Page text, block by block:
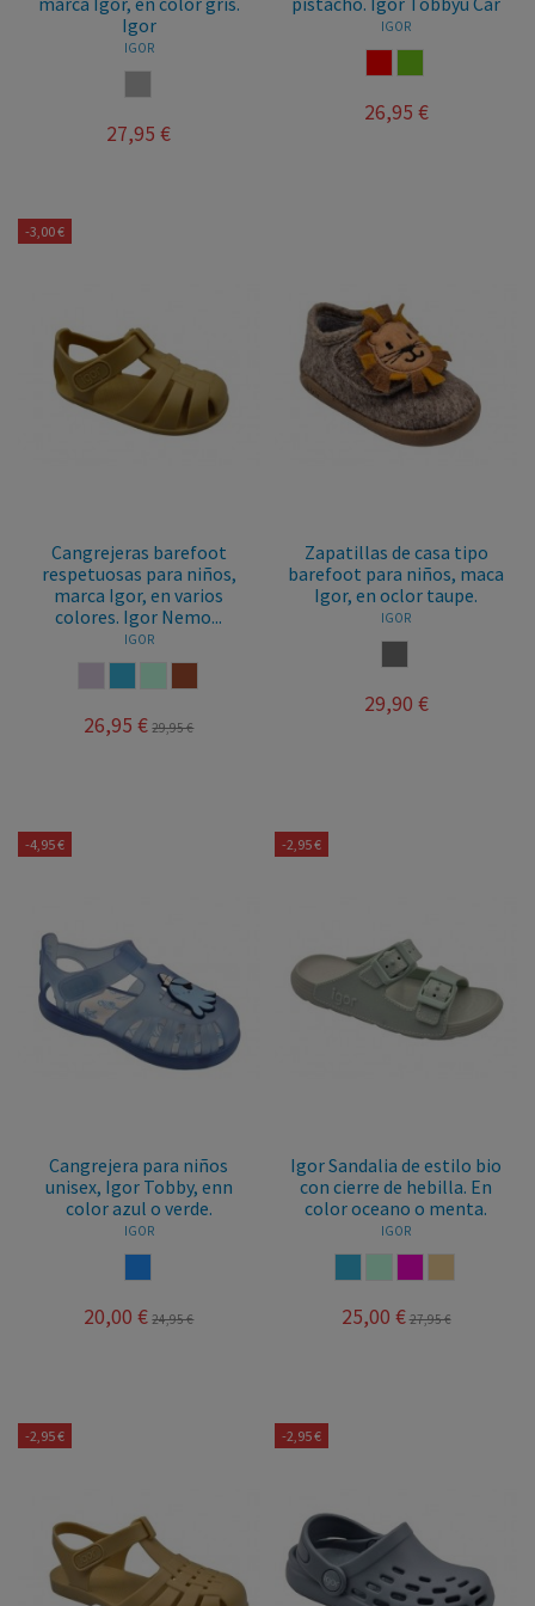
marca Igor, en color gris.
Igor
IGOR
27,95 €
pistacho. Igor Tobbyu Car
IGOR
26,95 €
-3,00 €
Cangrejeras barefoot
respetuosas para niños,
marca Igor, en varios
colores. Igor Nemo...
IGOR
26,95 € 29,95 €
Zapatillas de casa tipo
barefoot para niños, maca
Igor, en oclor taupe.
IGOR
29,90 €
-4,95 €
Cangrejera para niños
unisex, Igor Tobby, enn
color azul o verde.
IGOR
20,00 € 24,95 €
-2,95 €
Igor Sandalia de estilo bio
con cierre de hebilla. En
color oceano o menta.
IGOR
25,00 € 27,95 €
-2,95 € -2,95 €